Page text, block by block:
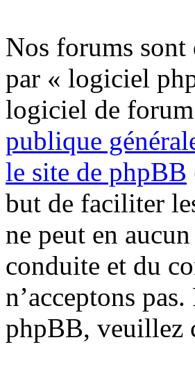
Nos forums sont
par « logiciel
logiciel de
publique
le site de phpBB
but de faciliter
ne peut en
conduite et du
n’acceptons
phpBB, veuillez